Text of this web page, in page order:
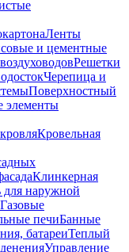
Ленты
и цементные
Решетки
Черепица и
Поверхностный
элементы
Кровельная
Клинкерная
для наружной
Газовые
печиБанные
батареиТеплый
Управление